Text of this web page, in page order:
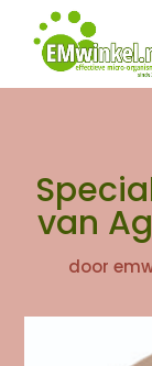
van
door